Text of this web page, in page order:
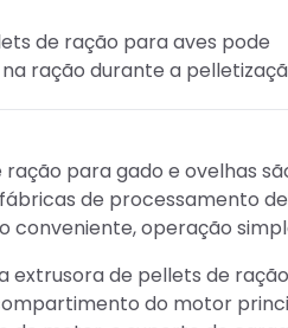
de ração para aves pode
ração durante a
ração para gado e ovelhas
de processamento
conveniente, operação
extrusora de pellets de
do motor